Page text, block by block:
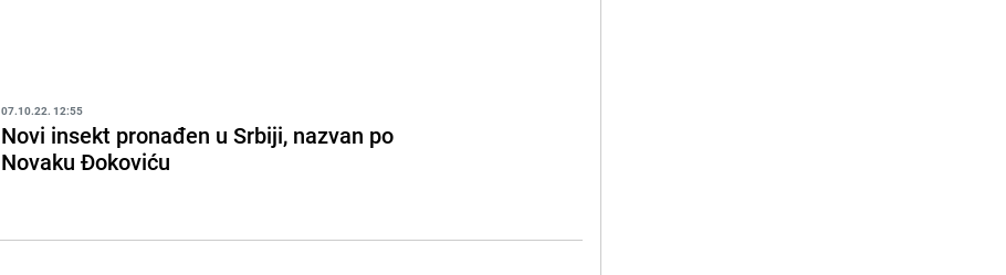
07.10.22. 12:55
Novi insekt pronađen u Srbiji, nazvan po
Novaku Đokoviću